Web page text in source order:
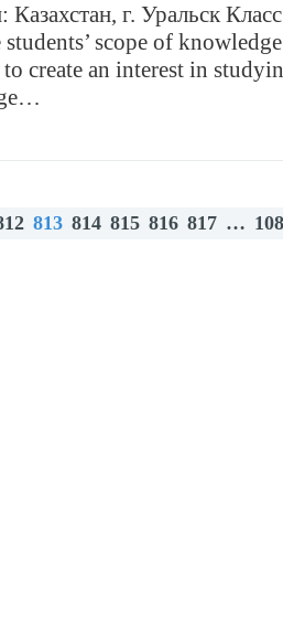
Казахстан, г. Уральск
students’ scope of
to create an interest in
813 814 815 816 817 …